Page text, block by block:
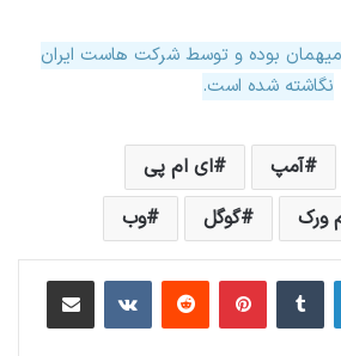
بوده و توسط شرکت هاست ایران
نگاشته شده است.
آمپ
ای ام پی
ورک گوگل وب
لینکداینتامبلر پینتریستReddit
VKontakteاشتراک گذاری با ایمیل